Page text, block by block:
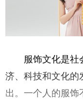
服饰文化是社
济、科技和文化的
出。一个人的服饰